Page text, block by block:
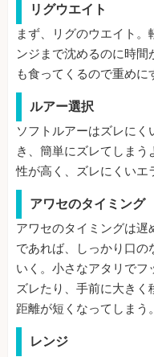
リグウエイト
まず、リグのウエイト
ンジまで沈めるのに時
も食ってくるので重めに
ルアー選択
ソフトルアーはズレにく
き、簡単にズレてしま
性が高く、ズレにくいエ
アワセのタイミング
アワセのタイミングは遅
であれば、しっかり口の
いく。小さなアタリで
ズレたり、手前に大き
距離が短くなってしまう。
レンジ